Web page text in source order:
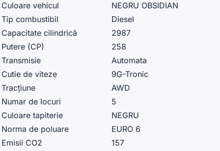
Culoare vehicul
NEGRU OBSIDIAN
Tip combustibil
Diesel
Capacitate cilindrică
2987
Putere (CP)
258
Transmisie
Automata
Cutie de viteze
9G-Tronic
Tracțiune
AWD
Numar de locuri
5
Culoare tapiterie
NEGRU
Norma de poluare
EURO 6
Emisii CO2
157